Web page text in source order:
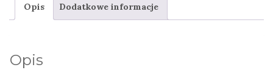
Opis Dodatkowe informacje
Opis